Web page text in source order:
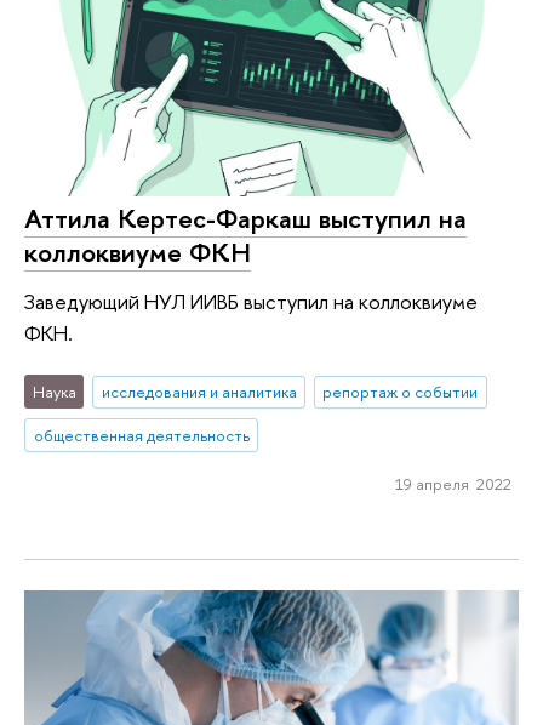
Аттила Кертес-Фаркаш выступил на
коллоквиуме ФКН
Заведующий НУЛ ИИВБ выступил на коллоквиуме
ФКН.
Наука исследования и аналитика
репортаж о событии
общественная деятельность
19 апреля 2022